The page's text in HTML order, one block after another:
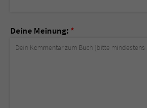
Deine Meinung: *